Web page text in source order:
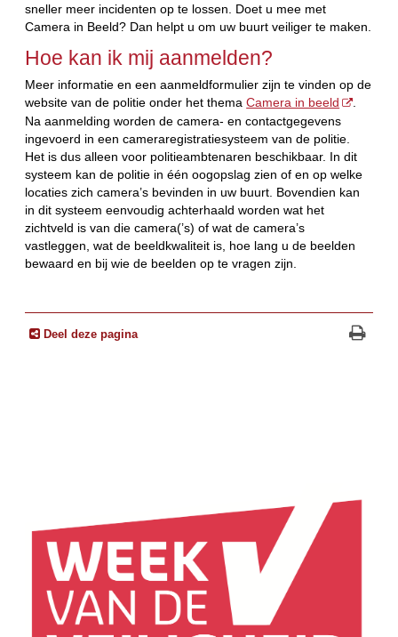
sneller meer incidenten op te lossen. Doet u mee met
Camera in Beeld? Dan helpt u om uw buurt veiliger te maken.
Hoe kan ik mij aanmelden?
Meer informatie en een aanmeldformulier zijn te vinden op de
website van de politie onder het themaCamera in beeld
Na aanmelding worden de camera- en contactgegevens
ingevoerd in een cameraregistratiesysteem van de politie.
Het is dus alleen voor politieambtenaren beschikbaar. In dit
systeem kan de politie in één oogopslag zien of en op welke
locaties zich camera’s bevinden in uw buurt. Bovendien kan
in dit systeem eenvoudig achterhaald worden wat het
zichtveld is van die camera(’s) of wat de camera’s
vastleggen, wat de beeldkwaliteit is, hoe lang u de beelden
bewaard en bij wie de beelden op te vragen zijn.
Deel deze pagina